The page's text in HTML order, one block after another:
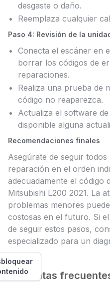
desgaste o daño.
Reemplaza cualquier
Paso 4: Revisión de la
Conecta el escáner en
borrar los códigos de
reparaciones.
Realiza una prueba de
código no reaparezca.
Actualiza el software
disponible alguna
Recomendaciones finales
Asegúrate de seguir
reparación en el orden
adecuadamente el código
Mitsubishi L200 2021. La
problemas menores
costosas en el futuro. Si
de seguir estos pasos,
especializado para un
Preguntas